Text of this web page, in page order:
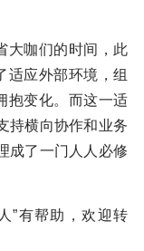
大咖们的时间，此
适应外部环境，组
抱变化。而这一适
持横向协作和业务
成了一门人人必修
”有帮助，欢迎转